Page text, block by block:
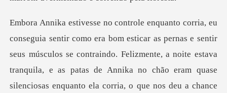
ntir
seus músculos se contraindo. Felizmente, a noite estava
tranquila, e as patas de Annika no chão eram qu